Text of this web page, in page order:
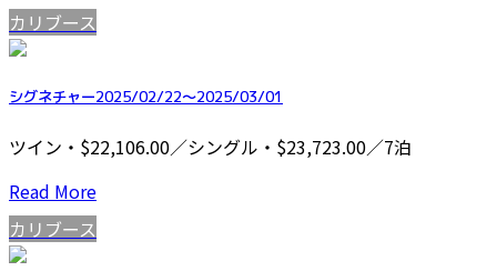
カリブース
シグネチャー2025/02/22～2025/03/01
ツイン・$22,106.00／シングル・$23,723.00／7泊
Read More
カリブース